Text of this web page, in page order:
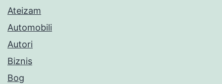
Ateizam
Automobili
Autori
Biznis
Bog